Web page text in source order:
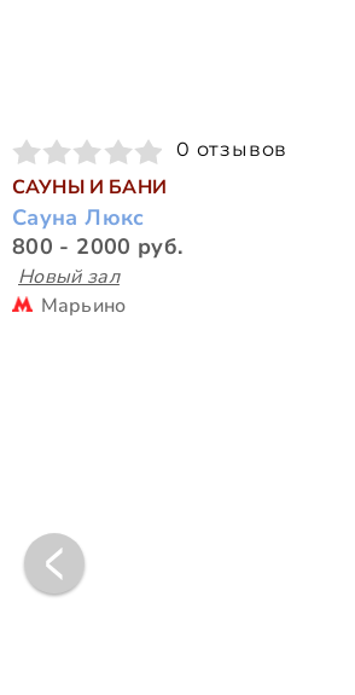
0 отзывов
САУНЫ И БАНИ
Сауна Люкс
800 - 2000 руб.
Новый зал
Марьино